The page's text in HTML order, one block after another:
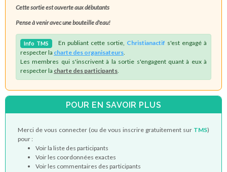
Cette sortie est ouverte aux débutants
Pense à venir avec une bouteille d'eau!
Info TMS En publiant cette sortie, Christianactif s'est engagé à
respecter la charte des organisateurs
Les membres qui s'inscrivent à la sortie s'engagent quant à eux à
respecter la charte des participants
POUR EN SAVOIR PLUS
Merci de vous connecter (ou de vous inscrire gratuitement sur TMS)
pour :
Voir la liste des participants
Voir les coordonnées exactes
Voir les commentaires des participants